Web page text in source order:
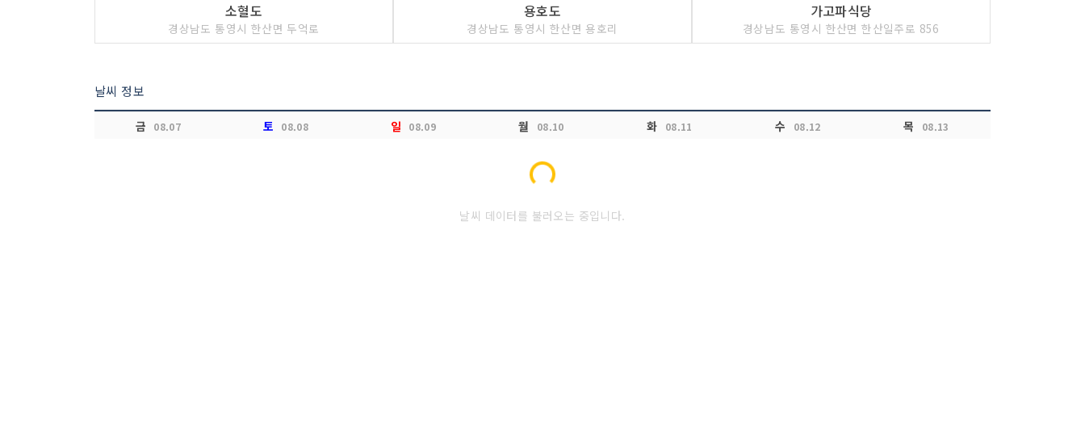
소혈도
경상남도 통영시 한산면 두억로
용호도
경상남도 통영시 한산면 용호리
가고파식당
경상남도 통영시 한산면 한산일주로 856
날씨 정보
금 08.07 토 08.08 일 08.09 월 08.10 화 08.11 수 08.12 목 08.13
Loading...
날씨 데이터를 불러오는 중입니다.